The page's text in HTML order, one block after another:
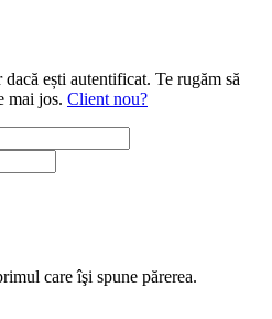
ești autentificat. Te rugăm să
mai jos. Client nou?
care îşi spune părerea.